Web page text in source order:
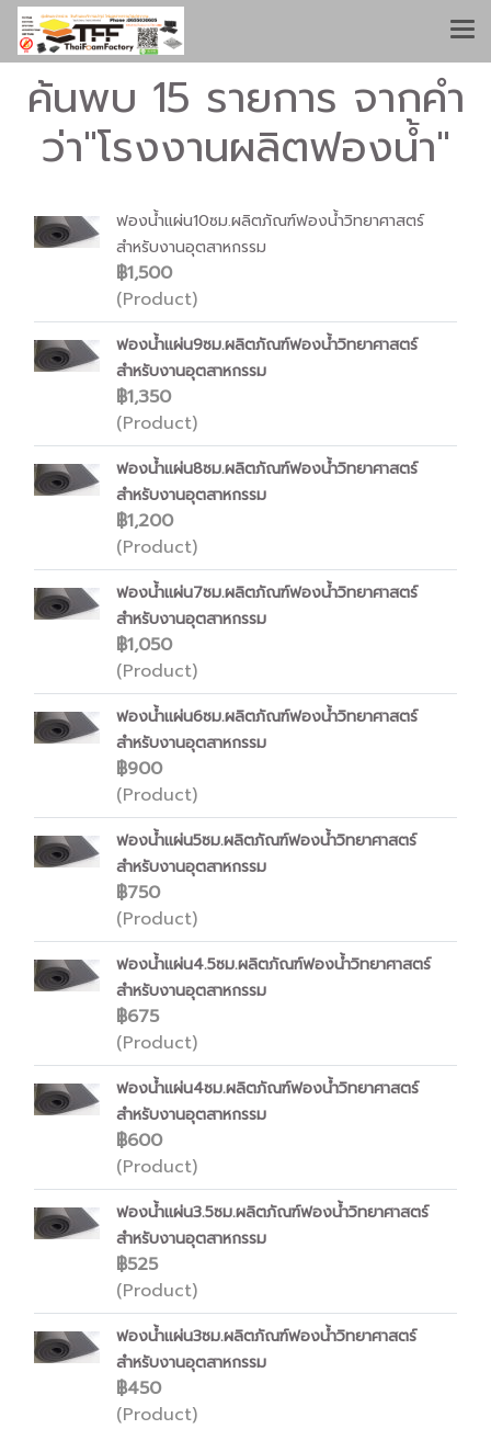
ค้นพบ 15 รายการ จากคำ
ว่า"โรงงานผลิตฟองน้ำ"
ฟองน้ำแผ่น10ซม.ผลิตภัณฑ์ฟองน้ำวิทยาศาสตร์
สำหรับงานอุตสาหกรรม
฿1,500
(Product)
ฟองน้ำแผ่น9ซม.ผลิตภัณฑ์ฟองน้ำวิทยาศาสตร์
สำหรับงานอุตสาหกรรม
฿1,350
(Product)
ฟองน้ำแผ่น8ซม.ผลิตภัณฑ์ฟองน้ำวิทยาศาสตร์
สำหรับงานอุตสาหกรรม
฿1,200
(Product)
ฟองน้ำแผ่น7ซม.ผลิตภัณฑ์ฟองน้ำวิทยาศาสตร์
สำหรับงานอุตสาหกรรม
฿1,050
(Product)
ฟองน้ำแผ่น6ซม.ผลิตภัณฑ์ฟองน้ำวิทยาศาสตร์
สำหรับงานอุตสาหกรรม
฿900
(Product)
ฟองน้ำแผ่น5ซม.ผลิตภัณฑ์ฟองน้ำวิทยาศาสตร์
สำหรับงานอุตสาหกรรม
฿750
(Product)
ฟองน้ำแผ่น4.5ซม.ผลิตภัณฑ์ฟองน้ำวิทยาศาสตร์
สำหรับงานอุตสาหกรรม
฿675
(Product)
ฟองน้ำแผ่น4ซม.ผลิตภัณฑ์ฟองน้ำวิทยาศาสตร์
สำหรับงานอุตสาหกรรม
฿600
(Product)
ฟองน้ำแผ่น3.5ซม.ผลิตภัณฑ์ฟองน้ำวิทยาศาสตร์
สำหรับงานอุตสาหกรรม
฿525
(Product)
ฟองน้ำแผ่น3ซม.ผลิตภัณฑ์ฟองน้ำวิทยาศาสตร์
สำหรับงานอุตสาหกรรม
฿450
(Product)